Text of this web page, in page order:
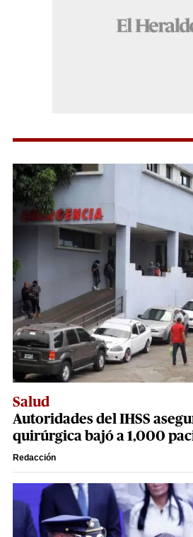
Salud
Autoridades del IHSS
quirúrgica bajó a 1,000
Redacción